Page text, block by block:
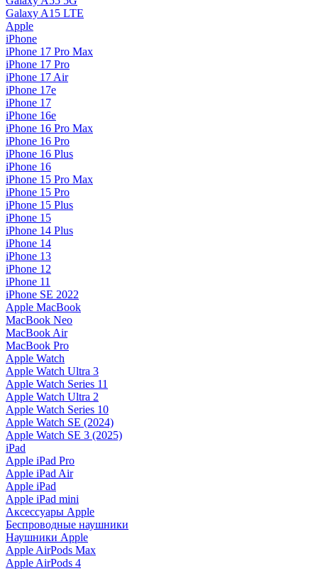
Galaxy A15 LTE
Apple
iPhone
iPhone 17 Pro Max
iPhone 17 Pro
iPhone 17 Air
iPhone 17e
iPhone 17
iPhone 16e
iPhone 16 Pro Max
iPhone 16 Pro
iPhone 16 Plus
iPhone 16
iPhone 15 Pro Max
iPhone 15 Pro
iPhone 15 Plus
iPhone 15
iPhone 14 Plus
iPhone 14
iPhone 13
iPhone 12
iPhone 11
iPhone SE 2022
Apple MacBook
MacBook Neo
MacBook Air
MacBook Pro
Apple Watch
Apple Watch Ultra 3
Apple Watch Series 11
Apple Watch Ultra 2
Apple Watch Series 10
Apple Watch SE (2024)
Apple Watch SE 3 (2025)
iPad
Apple iPad Pro
Apple iPad Air
Apple iPad
Apple iPad mini
Аксессуары Apple
Беспроводные наушники
Наушники Apple
Apple AirPods Max
Apple AirPods 4